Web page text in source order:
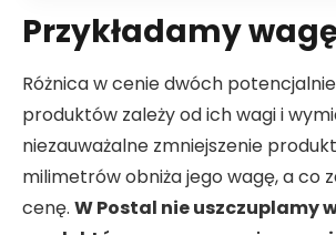
Przykładamy
Różnica w cenie dwóch
produktów zależy od ich wagi i
niezauważalne zmniejszenie
milimetrów obniża jego wagę, a co
cenę. W Postal nie uszczuplamy